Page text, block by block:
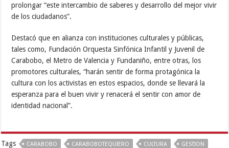
prolongar “este intercambio de saberes y desarrollo del mejor vivir
de los ciudadanos”.
Destacó que en alianza con instituciones culturales y públicas,
tales como, Fundación Orquesta Sinfónica Infantil y Juvenil de
Carabobo, el Metro de Valencia y Fundaniño, entre otras, los
promotores culturales, “harán sentir de forma protagónica la
cultura con los activistas en estos espacios, donde se llevará la
esperanza para el buen vivir y renacerá el sentir con amor de
identidad nacional”.
Tags CARABOBO CARABOBOTEQUIERO CULTURA
GESTION